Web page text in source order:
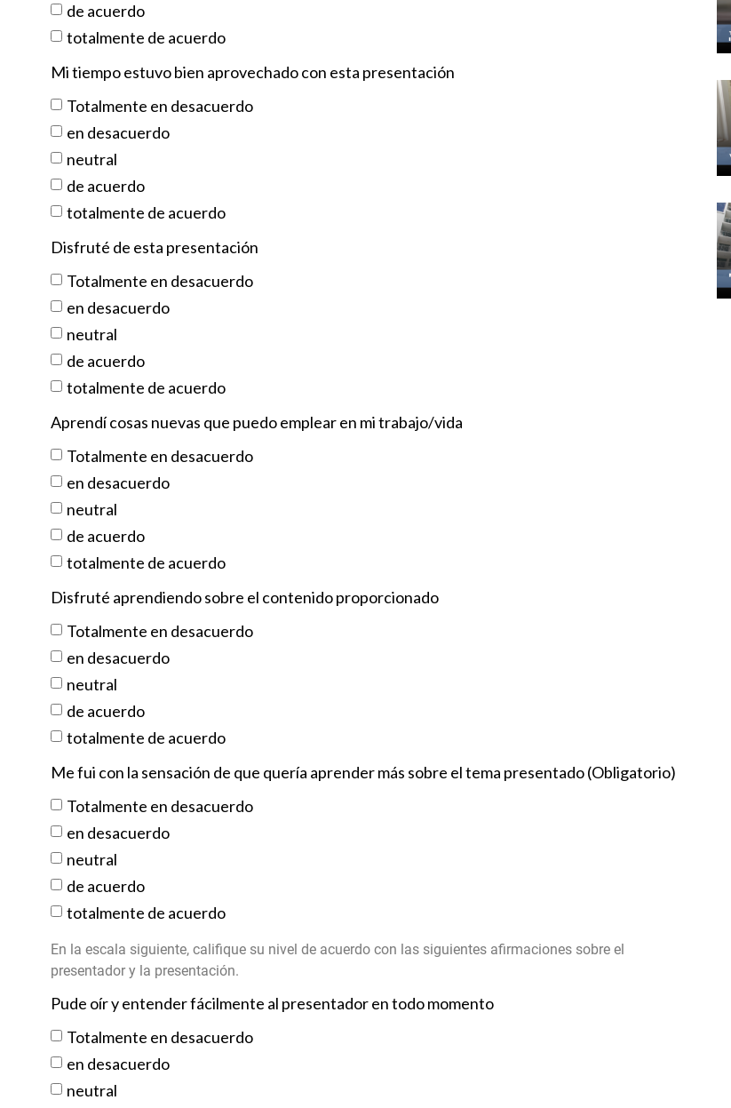
de acuerdo
totalmente de acuerdo
Mi tiempo estuvo bien aprovechado con esta presentación
Totalmente en desacuerdo
en desacuerdo
neutral
de acuerdo
totalmente de acuerdo
Disfruté de esta presentación
Totalmente en desacuerdo
en desacuerdo
neutral
de acuerdo
totalmente de acuerdo
Aprendí cosas nuevas que puedo emplear en mi trabajo/vida
Totalmente en desacuerdo
en desacuerdo
neutral
de acuerdo
totalmente de acuerdo
Disfruté aprendiendo sobre el contenido proporcionado
Totalmente en desacuerdo
en desacuerdo
neutral
de acuerdo
totalmente de acuerdo
Me fui con la sensación de que quería aprender más sobre el tema presentado (Obligatorio)
Totalmente en desacuerdo
en desacuerdo
neutral
de acuerdo
totalmente de acuerdo
En la escala siguiente, califique su nivel de acuerdo con las siguientes afirmaciones sobre el
presentador y la presentación.
Pude oír y entender fácilmente al presentador en todo momento
Totalmente en desacuerdo
en desacuerdo
neutral